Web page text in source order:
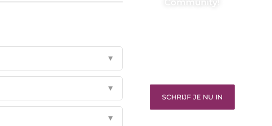
▼
▼
▼
Community!
SCHRIJF JE NU IN